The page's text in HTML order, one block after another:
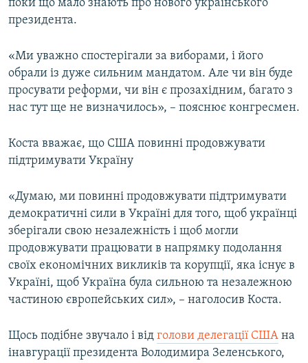
поки що мало знають про нового українського
президента.
«Ми уважно спостерігали за виборами, і його
обрали із дуже сильним мандатом. Але чи він буде
просувати реформи, чи він є прозахідним, багато з
нас тут ще не визначилось», – пояснює конгресмен.
Коста вважає, що США повинні продовжувати
підтримувати Україну
«Думаю, ми повинні продовжувати підтримувати
демократичні сили в Україні для того, щоб українці
зберігали свою незалежність і щоб могли
продовжувати працювати в напрямку подолання
своїх економічних викликів та корупції, яка існує в
Україні, щоб Україна була сильною та незалежною
частиною європейських сил», – наголосив Коста.
Щось подібне звучало і від голови делегації США на
інавгурації президента Володимира Зеленського,